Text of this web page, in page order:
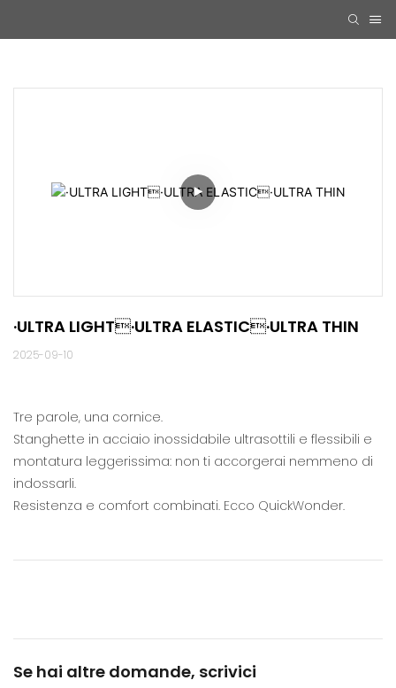
·ULTRA LIGHT·ULTRA ELASTIC·ULTRA THIN
2025-09-10
Tre parole, una cornice.
Stanghette in acciaio inossidabile ultrasottili e flessibili e
montatura leggerissima: non ti accorgerai nemmeno di
indossarli.
Resistenza e comfort combinati. Ecco QuickWonder.
Se hai altre domande, scrivici